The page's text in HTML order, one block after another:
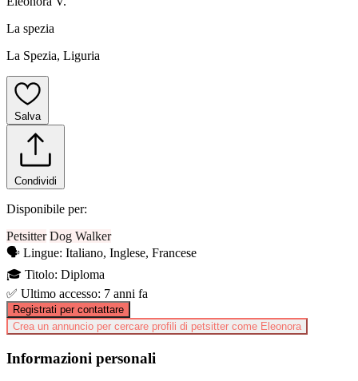
La spezia
La Spezia, Liguria
Salva
Condividi
Disponibile per:
Petsitter Dog Walker
🗣️ Lingue: Italiano, Inglese, Francese
🎓 Titolo: Diploma
✅ Ultimo accesso: 7 anni fa
Registrati per contattare
Crea un annuncio per cercare profili di petsitter come Eleonora
Informazioni personali